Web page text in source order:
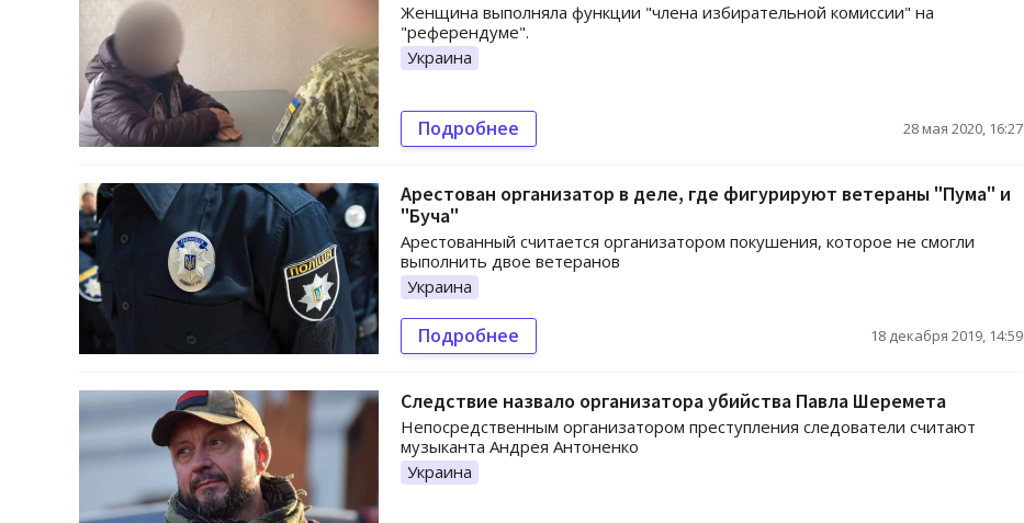
Женщина выполняла функции "члена избирательной комиссии" на
"референдуме".
Украина
Подробнее 28 мая 2020, 16:27
Арестован организатор в деле, где фигурируют ветераны "Пума" и
"Буча"
Арестованный считается организатором покушения, которое не смогли
выполнить двое ветеранов
Украина
Подробнее 18 декабря 2019, 14:59
Следствие назвало организатора убийства Павла Шеремета
Непосредственным организатором преступления следователи считают
музыканта Андрея Антоненко
Украина